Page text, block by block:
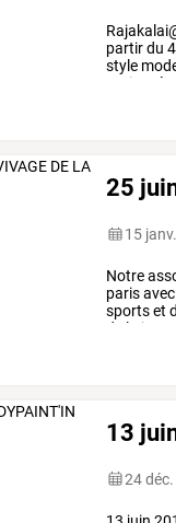
partirdu 4
style
paris
25
15
Notre
parisavec
sportset
de
la
13
24